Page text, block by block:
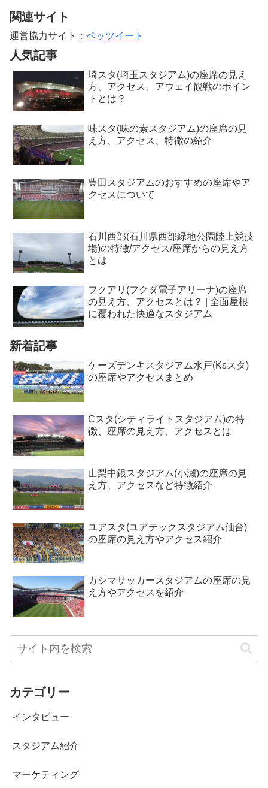
関連サイト
運営協力サイト： ペッツイート
人気記事
埼スタ(埼玉スタジアム)の座席の見え
方、アクセス、アウェイ観戦のポイン
トとは？
味スタ(味の素スタジアム)の座席の見
え方、アクセス、特徴の紹介
豊田スタジアムのおすすめの座席やア
クセスについて
石川西部(石川県西部緑地公園陸上競技
場)の特徴/アクセス/座席からの見え方
とは
フクアリ(フクダ電子アリーナ)の座席
の見え方、アクセスとは？ | 全面屋根
に覆われた快適なスタジアム
新着記事
ケーズデンキスタジアム水戸(Ksスタ)
の座席やアクセスまとめ
Cスタ(シティライトスタジアム)の特
徴、座席の見え方、アクセスとは
山梨中銀スタジアム(小瀬)の座席の見
え方、アクセスなど特徴紹介
ユアスタ(ユアテックスタジアム仙台)
の座席の見え方やアクセス紹介
カシマサッカースタジアムの座席の見
え方やアクセスを紹介
カテゴリー
インタビュー
スタジアム紹介
マーケティング